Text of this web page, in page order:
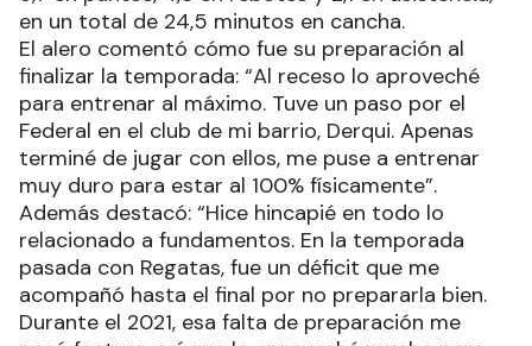
en un total de 24,5 minutos en cancha.
El alero comentó cómo fue su preparación al
finalizar la temporada: “Al receso lo aproveché
para entrenar al máximo. Tuve un paso por el
Federal en el club de mi barrio, Derqui. Apenas
terminé de jugar con ellos, me puse a entrenar
muy duro para estar al 100% físicamente”.
Además destacó: “Hice hincapié en todo lo
relacionado a fundamentos. En la temporada
pasada con Regatas, fue un déficit que me
acompañó hasta el final por no prepararla bien.
Durante el 2021, esa falta de preparación me